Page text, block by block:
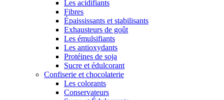
Les acidifiants
Fibres
Épaississants et stabilisants
Exhausteurs de goût
Les émulsifiants
Les antioxydants
Protéines de soja
Sucre et édulcorant
Confiserie et chocolaterie
Les colorants
Conservateurs